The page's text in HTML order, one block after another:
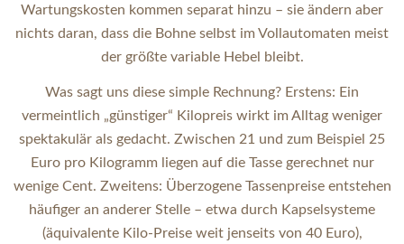
Wartungskosten kommen separat hinzu – sie ändern aber
nichts daran, dass die Bohne selbst im Vollautomaten meist
der größte variable Hebel bleibt.
Was sagt uns diese simple Rechnung? Erstens: Ein
vermeintlich „günstiger“ Kilopreis wirkt im Alltag weniger
spektakulär als gedacht. Zwischen 21 und zum Beispiel 25
Euro pro Kilogramm liegen auf die Tasse gerechnet nur
wenige Cent. Zweitens: Überzogene Tassenpreise entstehen
häufiger an anderer Stelle – etwa durch Kapselsysteme
(äquivalente Kilo-Preise weit jenseits von 40 Euro),